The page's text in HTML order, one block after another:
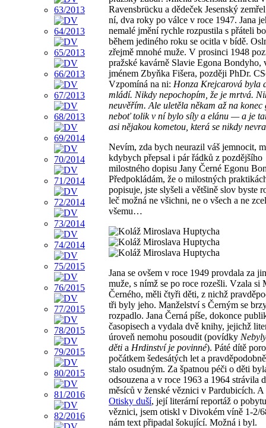
Ravensbrücku a dědeček Jesenský
ní, dva roky po válce v roce 1947. Jana
nemalé jmění rychle rozpustila s přáteli
během jediného roku se ocitla v bídě.
zřejmě mnohé muže. V prosinci 1948
pražské kavárně Slavie Egona Bondyho,
jménem Zbyňka Fišera, později PhDr.
Vzpomíná na ni: Honza Krejcarová byla
mládí. Nikdy nepochopím, že je mrtvá.
neuvěřím. Ale uletěla někam až na konec
neboť tolik v ní bylo síly a elánu — a je
asi nějakou kometou, která se nikdy
Nevím, zda bych neurazil váš jemnocit,
kdybych přepsal i pár řádků z pozdějšího
milostného dopisu Jany Černé Egonu
Předpokládám, že o milostných
popisuje, jste slyšeli a většině slov byste
leč možná ne všichni, ne o všech a ne
všemu…
Jana se ovšem v roce 1949 provdala za
muže, s nímž se po roce rozešli. Vzala si
Černého, měli čtyři děti, z nichž
tři byly jeho. Manželství s Černým se
rozpadlo. Jana Černá píše, dokonce
časopisech a vydala dvě knihy, jejichž
úroveň nemohu posoudit (povídky
děti a Hrdinství je povinné). Páté dítě
počátkem šedesátých let a
stalo osudným. Za špatnou péči o děti
odsouzena a v roce 1963 a 1964 strávila
měsíců v ženské věznici v Pardubicích. A
Otisky duší, její literární reportáž o
věznici, jsem otiskl v Divokém víně 1-2/
nám text připadal šokující. Možná i byl.